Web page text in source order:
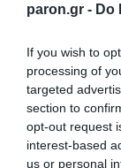
paron.gr - Do
If you wish to
processing of
targeted
section to
opt-out request
interest-based
us or personal
Πεινάς και
ξενύχτι; 5
στην Αθήνα
σώζουν τις
σου λιγούρες